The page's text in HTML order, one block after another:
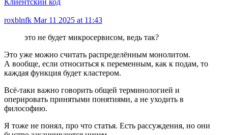
Клиентский код
roxblnfk Mar 11 2025 at 11:43
это не будет микросервисом, ведь так?
Это уже можно считать распределённым монолитом.
А вообще, если относиться к переменным, как к подам, то
каждая функция будет кластером.
Всё-таки важно говорить общей терминологией и
оперировать принятыми понятиями, а не уходить в
философию.
Я тоже не понял, про что статья. Есть рассуждения, но они